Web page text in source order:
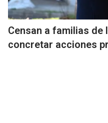
Censan a familias de
concretar acciones